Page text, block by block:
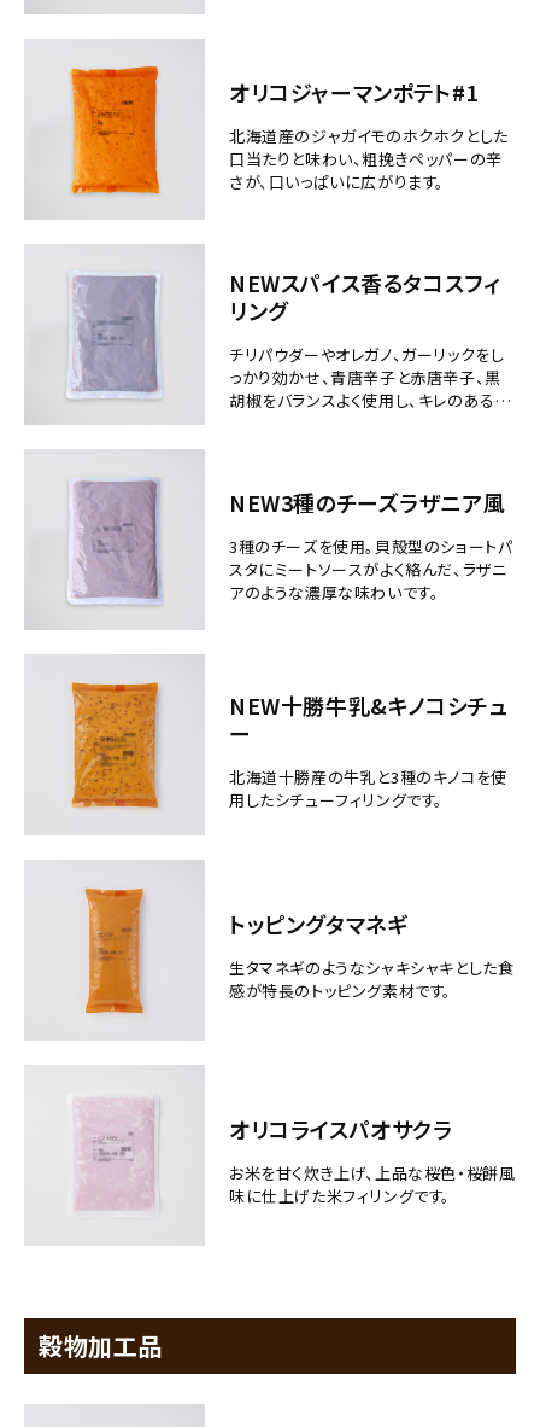
オリコジャーマンポテト#1
北海道産のジャガイモのホクホクとした
口当たりと味わい、粗挽きペッパーの辛
さが、口いっぱいに広がります。
NEWスパイス香るタコスフィ
リング
チリパウダーやオレガノ、ガーリックをし
っかり効かせ、青唐辛子と赤唐辛子、黒
胡椒をバランスよく使用し、キレのある辛
NEW3種のチーズラザニア風
3種のチーズを使用。貝殻型のショートパ
スタにミートソースがよく絡んだ、ラザニ
アのような濃厚な味わいです。
NEW十勝牛乳&キノコシチュ
ー
北海道十勝産の牛乳と3種のキノコを使
用したシチューフィリングです。
トッピングタマネギ
生タマネギのようなシャキシャキとした食
感が特長のトッピング素材です。
オリコライスパオサクラ
お米を甘く炊き上げ、上品な桜色・桜餅風
味に仕上げた米フィリングです。
穀物加工品